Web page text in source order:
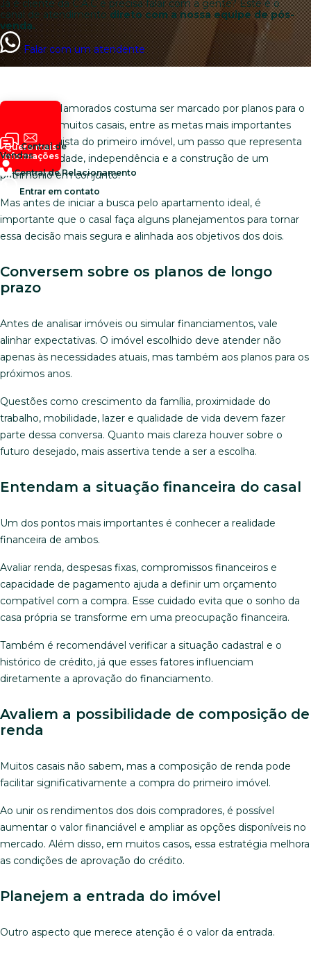
Já é cliente da C.A.C e precisa falar com a gente? Este é o
canal de atendimentodireto com a nossa equipe de pós-
venda.
Falar com um atendente
Quero mais
informações
Central de
Vendas
Central de Relacionamento
Entrar em contato
O Mês dos Namorados costuma ser marcado por planos para o
futuro. Para muitos casais, entre as metas mais importantes
está a conquista do primeiro imóvel, um passo que representa
mais estabilidade, independência e a construção de um
patrimônio em conjunto.
Mas antes de iniciar a busca pelo apartamento ideal, é
importante que o casal faça alguns planejamentos para tornar
essa decisão mais segura e alinhada aos objetivos dos dois.
Conversem sobre os planos de longo
prazo
Antes de analisar imóveis ou simular financiamentos, vale
alinhar expectativas. O imóvel escolhido deve atender não
apenas às necessidades atuais, mas também aos planos para os
próximos anos.
Questões como crescimento da família, proximidade do
trabalho, mobilidade, lazer e qualidade de vida devem fazer
parte dessa conversa. Quanto mais clareza houver sobre o
futuro desejado, mais assertiva tende a ser a escolha.
Entendam a situação financeira do casal
Um dos pontos mais importantes é conhecer a realidade
financeira de ambos.
Avaliar renda, despesas fixas, compromissos financeiros e
capacidade de pagamento ajuda a definir um orçamento
compatível com a compra. Esse cuidado evita que o sonho da
casa própria se transforme em uma preocupação financeira.
Também é recomendável verificar a situação cadastral e o
histórico de crédito, já que esses fatores influenciam
diretamente a aprovação do financiamento.
Avaliem a possibilidade de composição de
renda
Muitos casais não sabem, mas a composição de renda pode
facilitar significativamente a compra do primeiro imóvel.
Ao unir os rendimentos dos dois compradores, é possível
aumentar o valor financiável e ampliar as opções disponíveis no
mercado. Além disso, em muitos casos, essa estratégia melhora
as condições de aprovação do crédito.
Planejem a entrada do imóvel
Outro aspecto que merece atenção é o valor da entrada.